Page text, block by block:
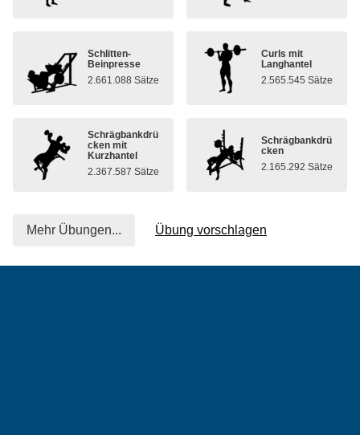
Schlitten-
Beinpresse
2.661.088 Sätze
Curls mit
Langhantel
2.565.545 Sätze
Schrägbankdrü
cken mit
Kurzhantel
2.367.587 Sätze
Schrägbankdrü
cken
2.165.292 Sätze
Mehr Übungen... Übung vorschlagen